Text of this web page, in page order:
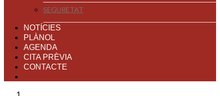
SEGURETAT
NOTÍCIES
PLÀNOL
AGENDA
CITA PRÈVIA
CONTACTE